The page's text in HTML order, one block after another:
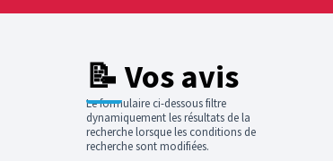
📝 Vos avis
Le formulaire ci-dessous filtre
dynamiquement les résultats de la
recherche lorsque les conditions de
recherche sont modifiées.